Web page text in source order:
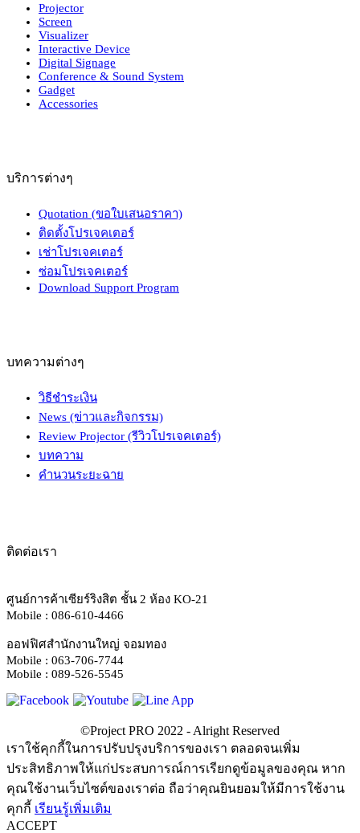
Projector
Screen
Visualizer
Interactive Device
Digital Signage
Conference & Sound System
Gadget
Accessories
บริการต่างๆ
Quotation (ขอใบเสนอราคา)
ติดตั้งโปรเจคเตอร์
เช่าโปรเจคเตอร์
ซ่อมโปรเจคเตอร์
Download Support Program
บทความต่างๆ
วิธีชำระเงิน
News (ข่าวและกิจกรรม)
Review Projector (รีวิวโปรเจคเตอร์)
บทความ
คำนวนระยะฉาย
ติดต่อเรา
ศูนย์การค้าเซียร์ริงสิต ชั้น 2 ห้อง KO-21
Mobile : 086-610-4466
ออฟฟิศสำนักงานใหญ่ จอมทอง
Mobile : 063-706-7744
Mobile : 089-526-5545
เราใช้คุกกี้ในการปรับปรุงบริการของเรา ตลอดจนเพิ่ม
ประสิทธิภาพให้แก่ประสบการณ์การเรียกดูข้อมูลของคุณ หาก
คุณใช้งานเว็บไซต์ของเราต่อ ถือว่าคุณยินยอมให้มีการใช้งาน
คุกกี้ เรียนรู้เพิ่มเติม
ACCEPT